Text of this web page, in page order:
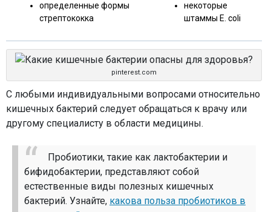
определенные формы
стрептококка
некоторые
штаммы E. coli
pinterest.com
С любыми индивидуальными вопросами относительно
кишечных бактерий следует обращаться к врачу или
другому специалисту в области медицины.
Пробиотики, такие как лактобактерии и
бифидобактерии, представляют собой
естественные виды полезных кишечных
бактерий. Узнайте, какова польза пробиотиков в